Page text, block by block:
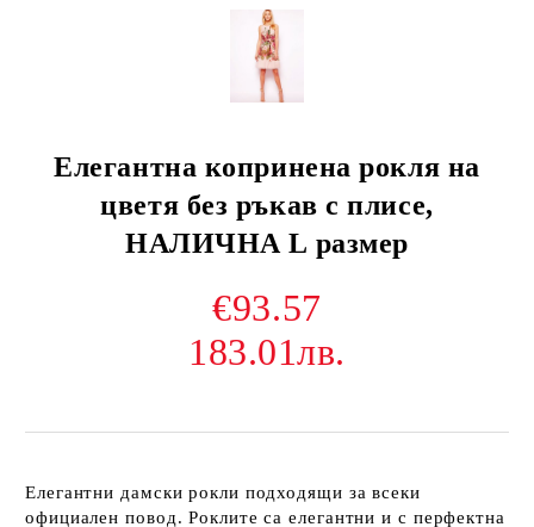
Елегантна копринена рокля на
цветя без ръкав с плисе,
НАЛИЧНА L размер
€93.57
183.01лв.
Елегантни дамски рокли подходящи за всеки
официален повод. Роклите са елегантни и с перфектна